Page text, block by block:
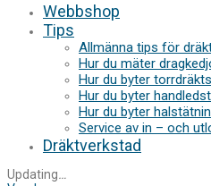
Webbshop
Tips
Allmänna tips för
Hur du mäter
Hur du byter
Hur du byter
Hur du byter
Service av in – och
Dräktverkstad
Updating…